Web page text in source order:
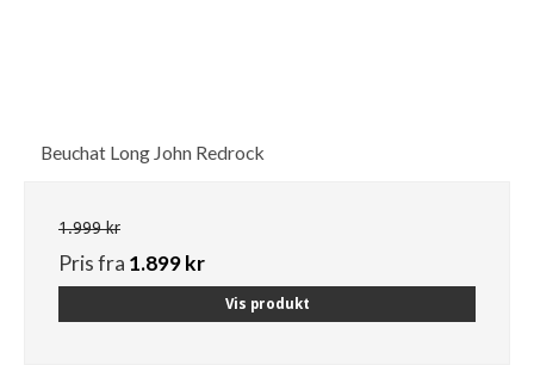
Beuchat Long John Redrock
1.999 kr
Pris fra 1.899 kr
Vis produkt